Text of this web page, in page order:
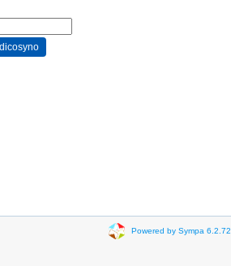
Powered by Sympa 6.2.72